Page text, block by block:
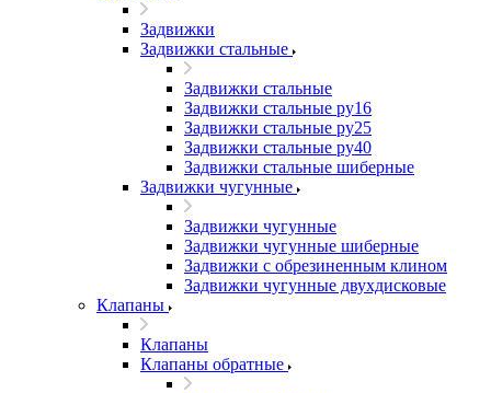
Задвижки
Задвижки стальные
Задвижки стальные
Задвижки стальные ру16
Задвижки стальные ру25
Задвижки стальные ру40
Задвижки стальные шиберные
Задвижки чугунные
Задвижки чугунные
Задвижки чугунные шиберные
Задвижки с обрезиненным клином
Задвижки чугунные двухдисковые
Клапаны
Клапаны
Клапаны обратные